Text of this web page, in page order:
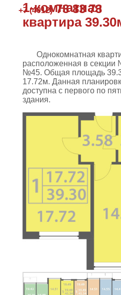
+7 (4012) 73 83 73
1-комнатная
квартира
Однокомнатная
расположенная в секции
№45. Общая площадь
17.72м. Данная
доступна с первого по
здания.